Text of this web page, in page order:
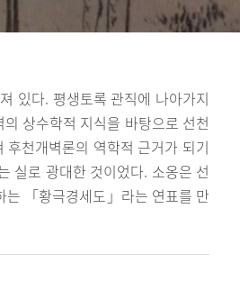
있다. 평생토록 관직에 나아가지
상수학적 지식을 바탕으로 선천
천개벽론의 역학적 근거가 되기
실로 광대한 것이었다. 소옹은 선
「황극경세도」라는 연표를 만